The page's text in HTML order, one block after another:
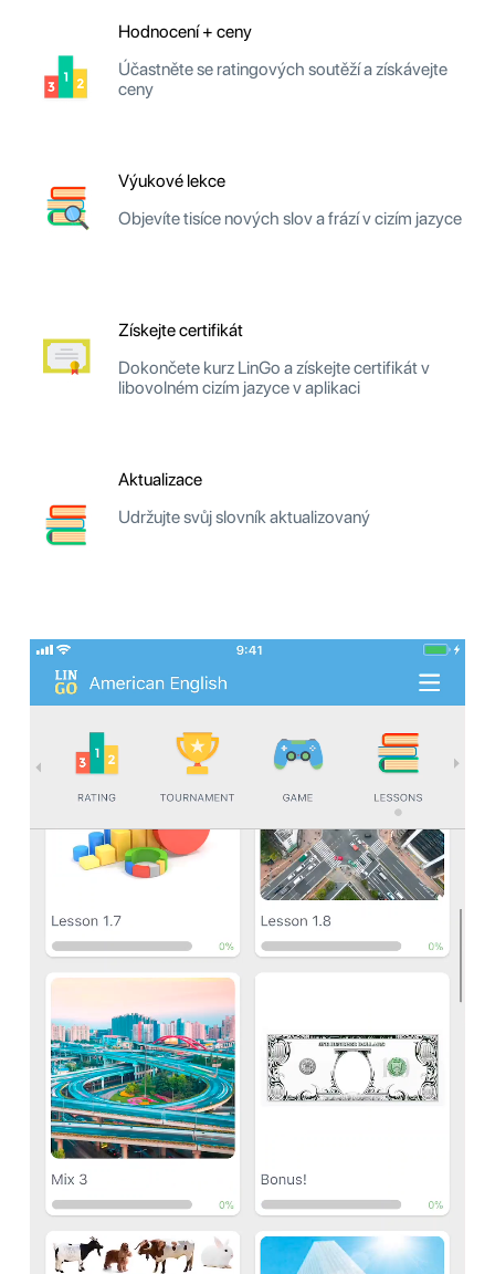
Hodnocení + ceny
Účastněte se ratingových soutěží a získávejte
ceny
Výukové lekce
Objevíte tisíce nových slov a frází v cizím jazyce
Získejte certifikát
Dokončete kurz LinGo a získejte certifikát v
libovolném cizím jazyce v aplikaci
Aktualizace
Udržujte svůj slovník aktualizovaný